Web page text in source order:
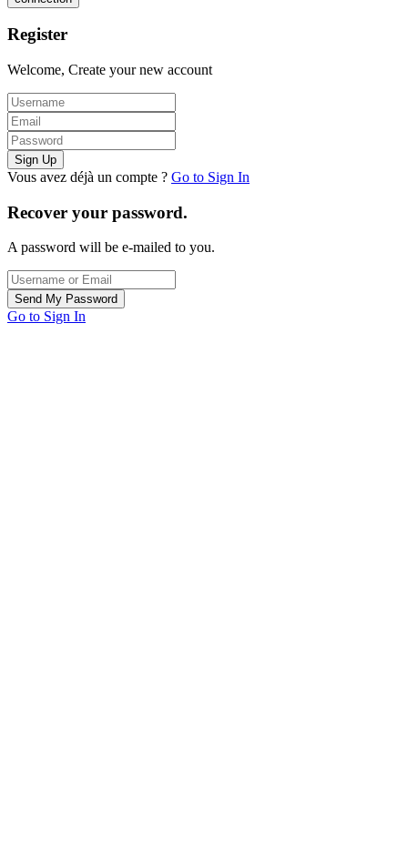
Register
Welcome, Create your new account
Vous avez déjà un compte ? Go to Sign In
Recover your password.
A password will be e-mailed to you.
Go to Sign In